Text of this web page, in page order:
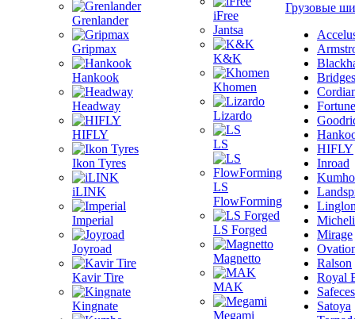
Grenlander
Gripmax
Hankook
Headway
HIFLY
Ikon Tyres
iLINK
Imperial
Joyroad
Kavir Tire
Kingnate
iFree
Jantsa
K&K
Khomen
Lizardo
LS
LS
FlowForming
LS Forged
Magnetto
MAK
Megami
Грузовые
Fortune
HIFLY
Inroad
Kumho
Mirage
Ralson
Royal
Satoya